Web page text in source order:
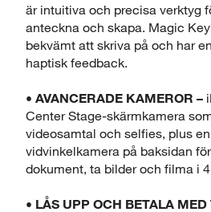
är intuitiva och precisa verktyg
anteckna och skapa. Magic
bekvämt att skriva på och har
haptisk feedback.
• AVANCERADE KAMEROR –
Center Stage-skärmkamera
videosamtal och selfies, plus
vidvinkelkamera på baksidan
dokument, ta bilder och filma i
• LÅS UPP OCH BETALA